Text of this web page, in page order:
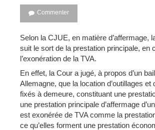
Commenter
Selon la CJUE, en matière d’affermage,
suit le sort de la prestation principale, en
l’exonération de la TVA.
En effet, la Cour a jugé, à propos d’un
Allemagne, que la location d’outillages et
fixés à demeure, constituant une
une prestation principale d’affermage
est exonérée de TVA comme la
ce qu’elles forment une prestation